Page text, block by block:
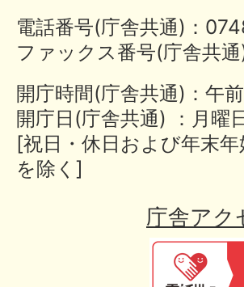
電話番号(庁舎共通)：
ファックス番号(庁舎共
開庁時間(庁舎共通)：午
開庁日(庁舎共通) ：月曜
[祝日・休日および年末
を除く]
庁舎アク